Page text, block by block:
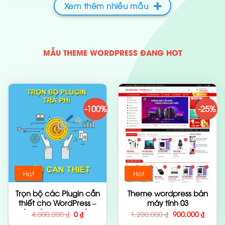
Xem thêm nhiều mẫu
MẪU THEME WORDPRESS ĐANG HOT
-100%
Hot
Trọn bộ các Plugin cần
thiết cho WordPress –
Bản trả phí siêu khủng
4,000,000₫ Giá
gốc
0 ₫Giá
hiện
-25%
Hot
Theme wordpress bán
máy tính 03
1,200,000₫ Giá
gốc
900,000 ₫Giá
hiện